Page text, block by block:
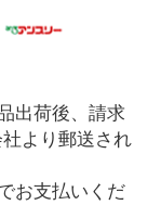
出荷後、請求
より郵送され
お支払いくだ